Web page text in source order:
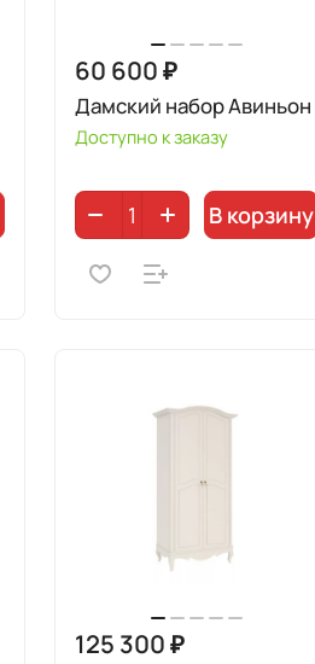
60 600 ₽
Дамский набор Авиньон
Доступно к заказу
В корзину
125 300 ₽